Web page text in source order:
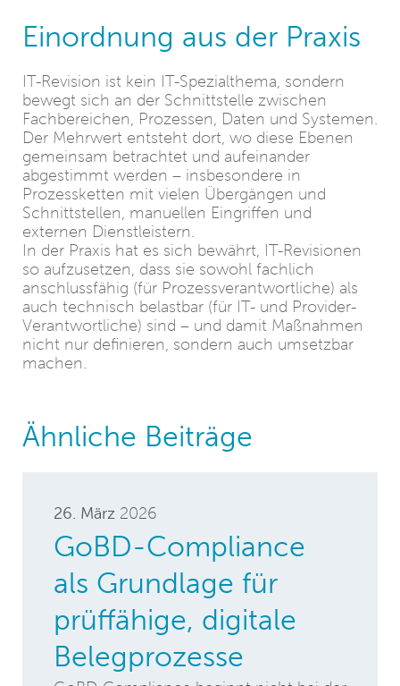
Einordnung aus der Praxis
IT-Revision ist kein IT-Spezialthema, sondern
bewegt sich an der Schnittstelle zwischen
Fachbereichen, Prozessen, Daten und Systemen.
Der Mehrwert entsteht dort, wo diese Ebenen
gemeinsam betrachtet und aufeinander
abgestimmt werden – insbesondere in
Prozessketten mit vielen Übergängen und
Schnittstellen, manuellen Eingriffen und
externen Dienstleistern.
In der Praxis hat es sich bewährt, IT-Revisionen
so aufzusetzen, dass sie sowohl fachlich
anschlussfähig (für Prozessverantwortliche) als
auch technisch belastbar (für IT- und Provider-
Verantwortliche) sind – und damit Maßnahmen
nicht nur definieren, sondern auch umsetzbar
machen.
Ähnliche Beiträge
26. März 2026
GoBD-Compliance
als Grundlage für
prüffähige, digitale
Belegprozesse